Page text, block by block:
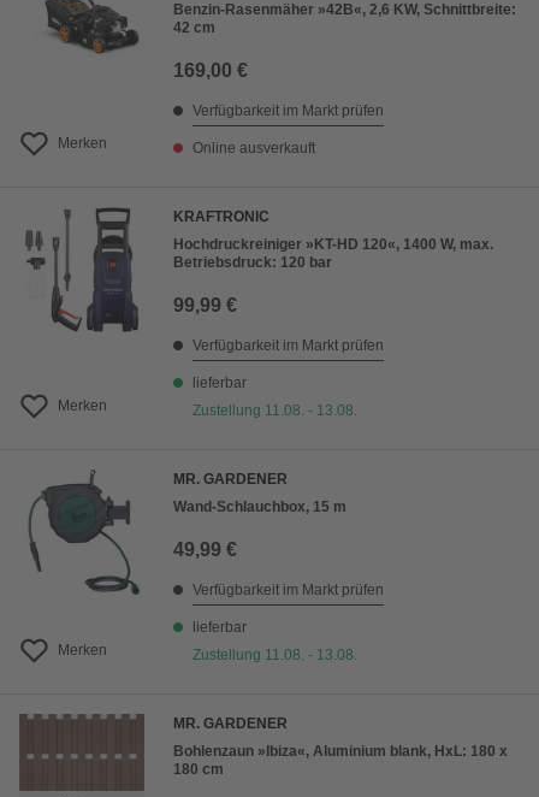
Merken
Benzin-Rasenmäher »42B«, 2,6 KW, Schnittbreite:
42 cm
169,00 €
Verfügbarkeit im Markt prüfen
Online ausverkauft
Merken
KRAFTRONIC
Hochdruckreiniger »KT-HD 120«, 1400 W, max.
Betriebsdruck: 120 bar
99,99 €
Verfügbarkeit im Markt prüfen
lieferbar
Zustellung 11.08. - 13.08.
Merken
MR. GARDENER
Wand-Schlauchbox, 15 m
49,99 €
Verfügbarkeit im Markt prüfen
lieferbar
Zustellung 11.08. - 13.08.
MR. GARDENER
Bohlenzaun »Ibiza«, Aluminium blank, HxL: 180 x
180 cm